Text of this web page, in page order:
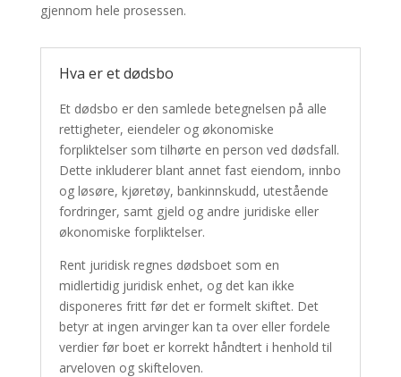
gjennom hele prosessen.
Hva er et dødsbo
Et dødsbo er den samlede betegnelsen på alle
rettigheter, eiendeler og økonomiske
forpliktelser som tilhørte en person ved dødsfall.
Dette inkluderer blant annet fast eiendom, innbo
og løsøre, kjøretøy, bankinnskudd, utestående
fordringer, samt gjeld og andre juridiske eller
økonomiske forpliktelser.
Rent juridisk regnes dødsboet som en
midlertidig juridisk enhet, og det kan ikke
disponeres fritt før det er formelt skiftet. Det
betyr at ingen arvinger kan ta over eller fordele
verdier før boet er korrekt håndtert i henhold til
arveloven og skifteloven.